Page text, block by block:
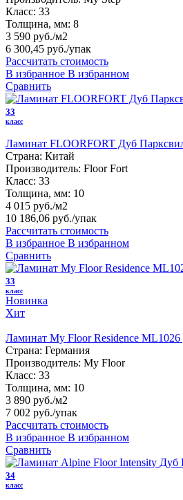
Класс: 33
Толщина, мм: 8
3 590 руб./м2
6 300,45 руб./упак
Рассчитать стоимость
В избранное В избранном
Сравнить
33
класс
Ламинат FLOORFORT Дуб
Страна: Китай
Производитель: Floor Fort
Класс: 33
Толщина, мм: 10
4 015 руб./м2
10 186,06 руб./упак
Рассчитать стоимость
В избранное В избранном
Сравнить
33
класс
Новинка
Хит
Ламинат My Floor Residence
Страна: Германия
Производитель: My Floor
Класс: 33
Толщина, мм: 10
3 890 руб./м2
7 002 руб./упак
Рассчитать стоимость
В избранное В избранном
Сравнить
34
класс